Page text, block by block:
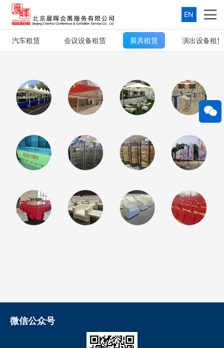
EN
汽车租赁 会议设备租赁 展具租赁 演出设备租赁
微信公众号